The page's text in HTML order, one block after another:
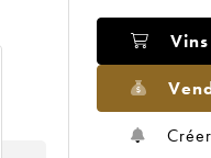
Vins